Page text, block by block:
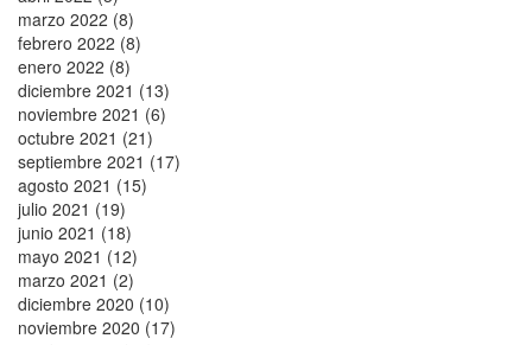
marzo 2022 (8)
febrero 2022 (8)
enero 2022 (8)
diciembre 2021 (13)
noviembre 2021 (6)
octubre 2021 (21)
septiembre 2021 (17)
agosto 2021 (15)
julio 2021 (19)
junio 2021 (18)
mayo 2021 (12)
marzo 2021 (2)
diciembre 2020 (10)
noviembre 2020 (17)